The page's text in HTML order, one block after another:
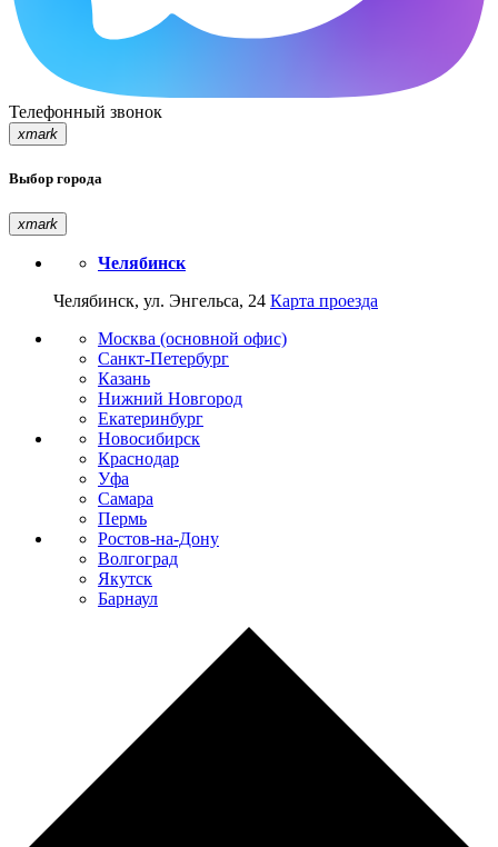
Телефонный звонок
xmark
Выбор города
xmark
Челябинск
Челябинск, ул. Энгельса, 24 Карта проезда
Москва (основной офис)
Санкт-Петербург
Казань
Нижний Новгород
Екатеринбург
Новосибирск
Краснодар
Уфа
Самара
Пермь
Ростов-на-Дону
Волгоград
Якутск
Барнаул